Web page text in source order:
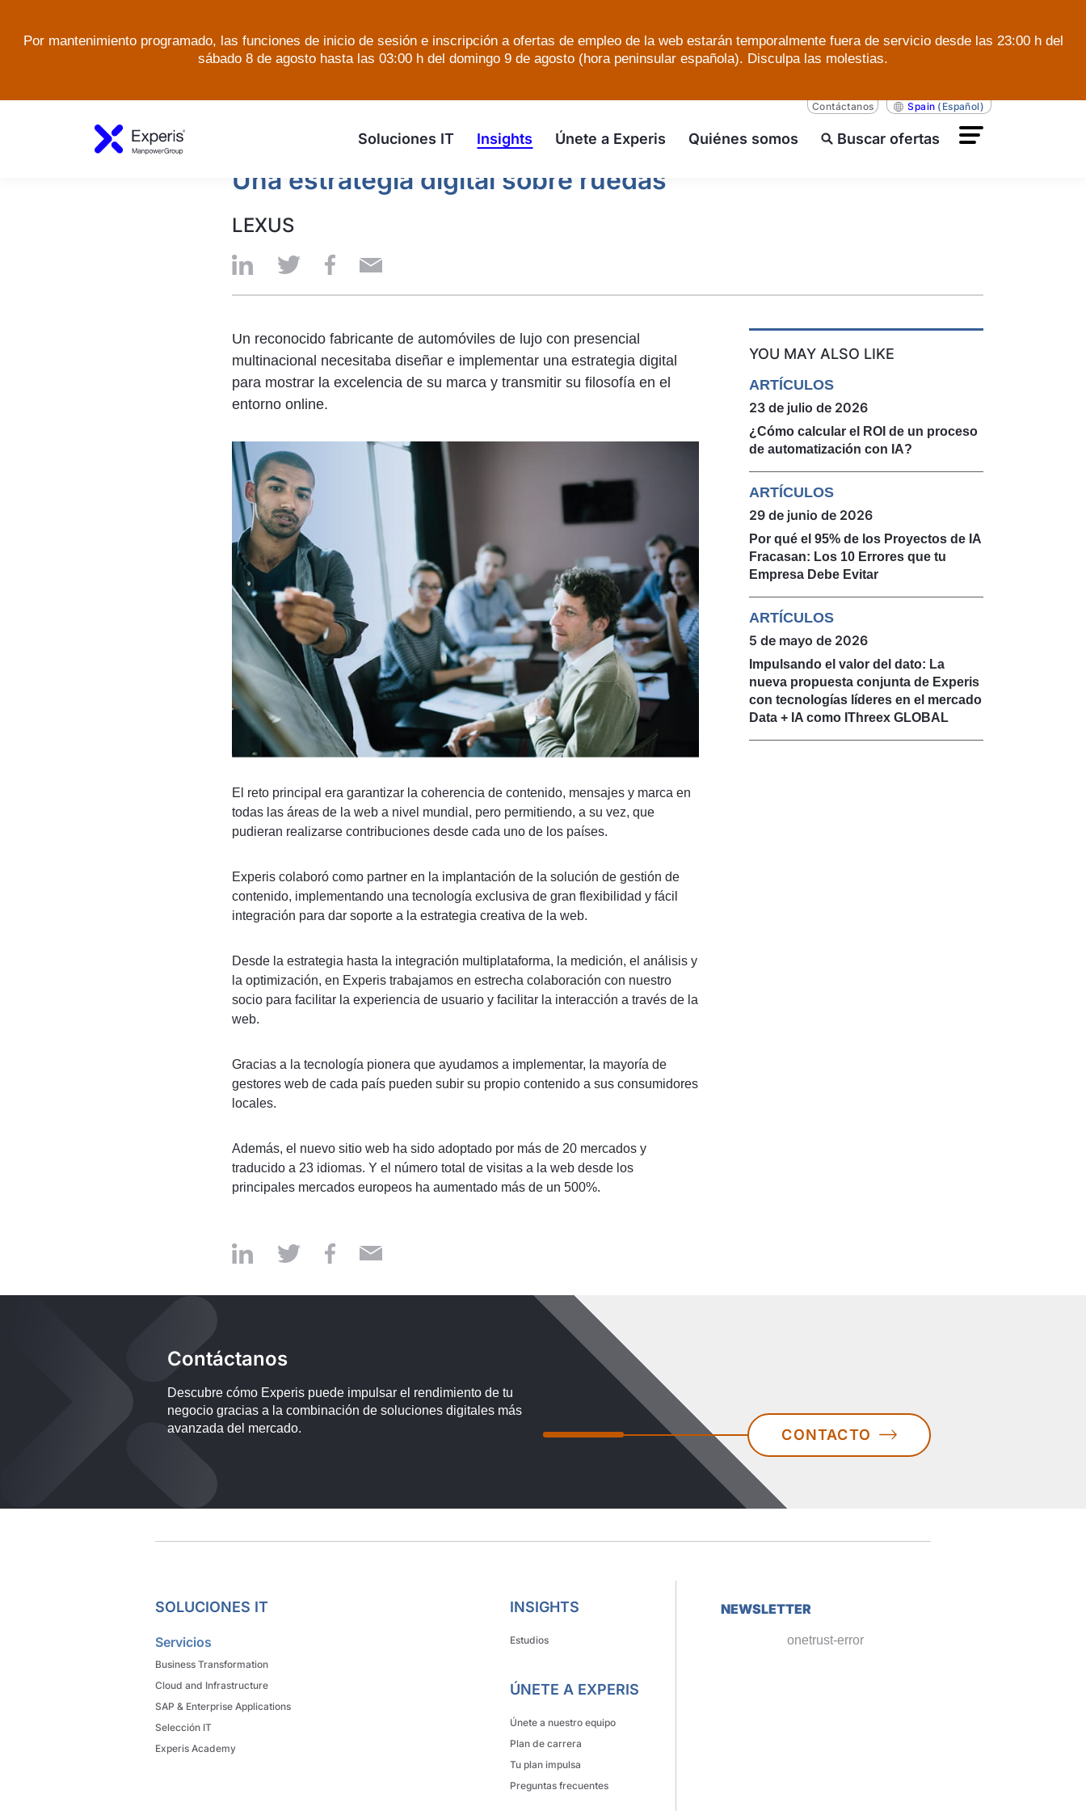
Por mantenimiento programado, las funciones de inicio de sesión e inscripción a ofertas de empleo de la web estarán temporalmente fuera de servicio desde las 23:00 h del
sábado 8 de agosto hasta las 03:00 h del domingo 9 de agosto (hora peninsular española). Disculpa las molestias.
Soluciones IT Insights Únete a Experis Quiénes somos Buscar ofertas
Contáctanos Spain (Español)
Una estrategia digital sobre ruedas
LEXUS
Un reconocido fabricante de automóviles de lujo con presencial
multinacional necesitaba diseñar e implementar una estrategia digital
para mostrar la excelencia de su marca y transmitir su filosofía en el
entorno online.
El reto principal era garantizar la coherencia de contenido, mensajes y marca en
todas las áreas de la web a nivel mundial, pero permitiendo, a su vez, que
pudieran realizarse contribuciones desde cada uno de los países.
Experis colaboró como partner en la implantación de la solución de gestión de
contenido, implementando una tecnología exclusiva de gran flexibilidad y fácil
integración para dar soporte a la estrategia creativa de la web.
Desde la estrategia hasta la integración multiplataforma, la medición, el análisis y
la optimización, en Experis trabajamos en estrecha colaboración con nuestro
socio para facilitar la experiencia de usuario y facilitar la interacción a través de la
web.
Gracias a la tecnología pionera que ayudamos a implementar, la mayoría de
gestores web de cada país pueden subir su propio contenido a sus consumidores
locales.
Además, el nuevo sitio web ha sido adoptado por más de 20 mercados y
traducido a 23 idiomas. Y el número total de visitas a la web desde los
principales mercados europeos ha aumentado más de un 500%.
YOU MAY ALSO LIKE
ARTÍCULOS
23 de julio de 2026
¿Cómo calcular el ROI de un proceso
de automatización con IA?
ARTÍCULOS
29 de junio de 2026
Por qué el 95% de los Proyectos de IA
Fracasan: Los 10 Errores que tu
Empresa Debe Evitar
ARTÍCULOS
5 de mayo de 2026
Impulsando el valor del dato: La
nueva propuesta conjunta de Experis
con tecnologías líderes en el mercado
Data + IA como IThreex GLOBAL
Contáctanos
Descubre cómo Experis puede impulsar el rendimiento de tu
negocio gracias a la combinación de soluciones digitales más
avanzada del mercado.
CONTACTO
SOLUCIONES IT
Servicios
Business Transformation
Cloud and Infrastructure
SAP & Enterprise Applications
Selección IT
Experis Academy
INSIGHTS
Estudios
ÚNETE A EXPERIS
Únete a nuestro equipo
Plan de carrera
Tu plan impulsa
Preguntas frecuentes
NEWSLETTER
onetrust-error